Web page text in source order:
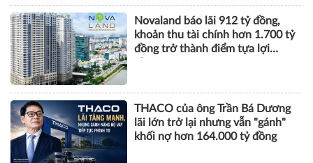
THACO của ông Trần Bá Dương
lãi lớn trở lại nhưng vẫn "gánh"
khối nợ hơn 164.000 tỷ đồng
Vinhomes báo lãi kỷ lục hơn
52.000 tỷ đồng sau 6 tháng, gấp
gần 5 lần cùng kỳ